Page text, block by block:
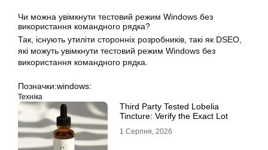
Чи можна увімкнути тестовий режим Windows без
використання командного рядка?
Так, існують утиліти сторонніх розробників, такі як DSEO,
які можуть увімкнути тестовий режим Windows без
використання командного рядка.
Позначки:windows:
Техніка
Third Party Tested Lobelia
Tincture: Verify the Exact Lot
1 Серпня, 2026